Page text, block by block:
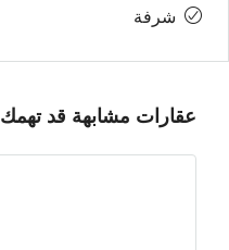
شرفة
عقارات مشابهة قد تهمك